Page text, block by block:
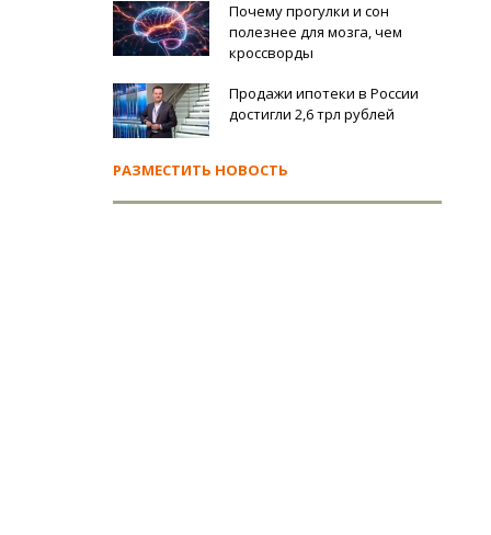
Почему прогулки и сон
полезнее для мозга, чем
кроссворды
Продажи ипотеки в России
достигли 2,6 трл рублей
РАЗМЕСТИТЬ НОВОСТЬ